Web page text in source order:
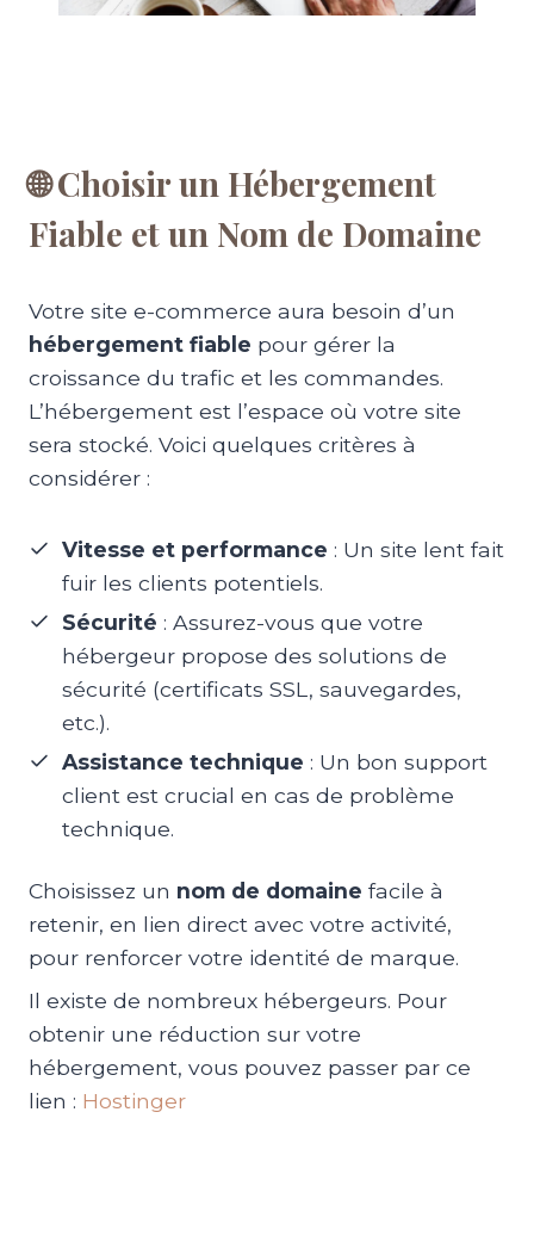
🌐Choisir un Hébergement
Fiable et un Nom de Domaine
Votre site e-commerce aura besoin d’un
hébergement fiable pour gérer la
croissance du trafic et les commandes.
L’hébergement est l’espace où votre site
sera stocké. Voici quelques critères à
considérer :
Vitesse et performance : Un site lent fait
fuir les clients potentiels.
Sécurité : Assurez-vous que votre
hébergeur propose des solutions de
sécurité (certificats SSL, sauvegardes,
etc.).
Assistance technique : Un bon support
client est crucial en cas de problème
technique.
Choisissez un nom de domaine facile à
retenir, en lien direct avec votre activité,
pour renforcer votre identité de marque.
Il existe de nombreux hébergeurs. Pour
obtenir une réduction sur votre
hébergement, vous pouvez passer par ce
lien : Hostinger